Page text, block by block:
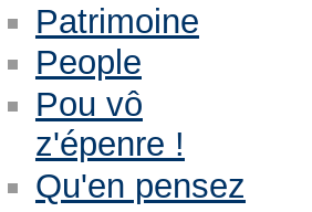
Patrimoine
People
Pou vô
z'épenre !
Qu'en pensez